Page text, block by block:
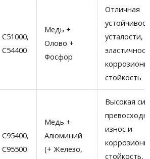
C51000,
C54400
Медь +
Олово +
Фосфор
Отличная
усталости,
стойкость
C95400,
C95500
Медь +
Алюминий
(+ Железо,
Высокая
износ и
стойкость,